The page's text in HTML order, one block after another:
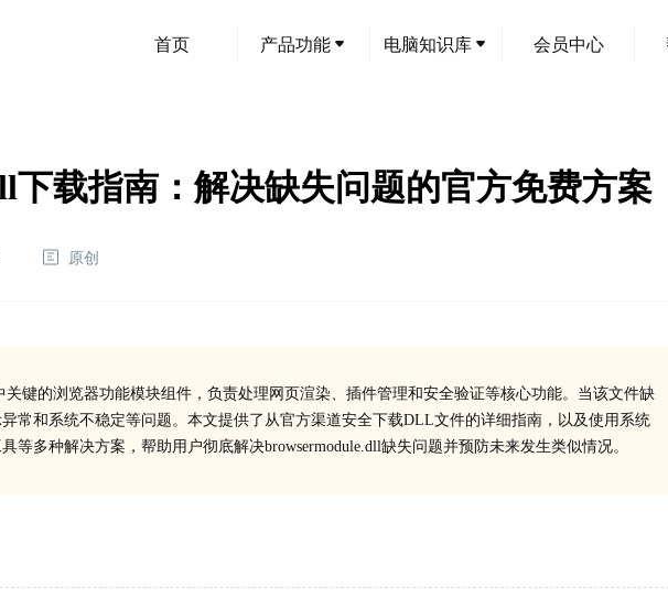
首页 产品功能 电脑知识库 会员中心
下载指南：解决缺失问题的官方免费方案
原创
关键的浏览器功能模块组件，负责处理网页渲染、插件管理和安全验证等核心功能。当该文件缺
常和系统不稳定等问题。本文提供了从官方渠道安全下载DLL文件的详细指南，以及使用系统
等多种解决方案，帮助用户彻底解决browsermodule.dll缺失问题并预防未来发生类似情况。